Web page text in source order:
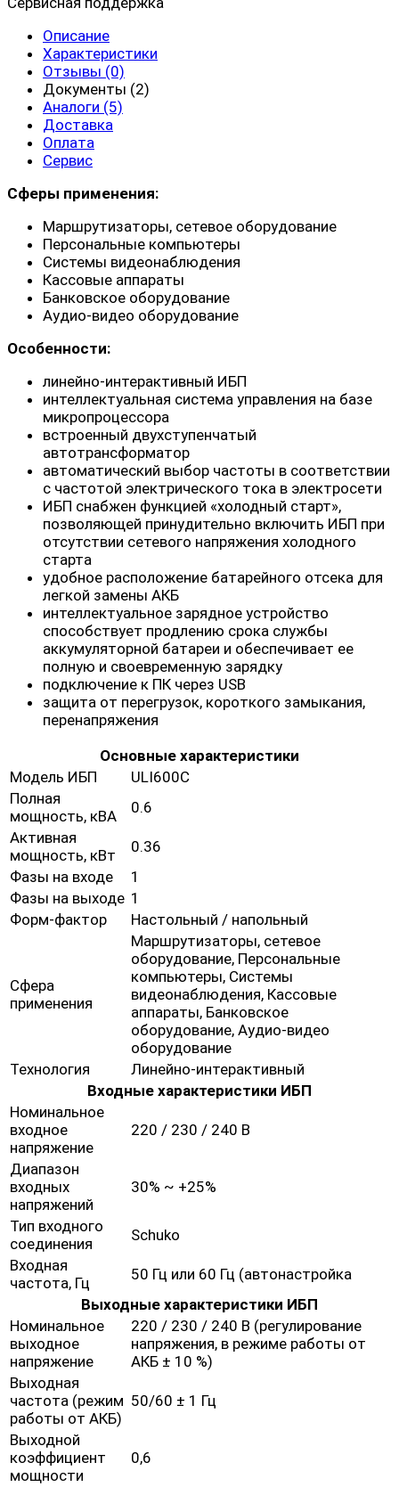
Описание
Характеристики
Отзывы (0)
Документы (2)
Аналоги (5)
Доставка
Оплата
Сервис
Сферы применения:
Маршрутизаторы, сетевое оборудование
Персональные компьютеры
Системы видеонаблюдения
Кассовые аппараты
Банковское оборудование
Аудио-видео оборудование
Особенности:
линейно-интерактивный ИБП
интеллектуальная система управления на базе
микропроцессора
встроенный двухступенчатый
автотрансформатор
автоматический выбор частоты в соответствии
с частотой электрического тока в электросети
ИБП снабжен функцией «холодный старт»,
позволяющей принудительно включить ИБП при
отсутствии сетевого напряжения холодного
старта
удобное расположение батарейного отсека для
легкой замены АКБ
интеллектуальное зарядное устройство
способствует продлению срока службы
аккумуляторной батареи и обеспечивает ее
полную и своевременную зарядку
подключение к ПК через USB
защита от перегрузок, короткого замыкания,
перенапряжения
Основные характеристики
Модель ИБП
ULI600C
Полная
мощность, кВА
0.6
Активная
мощность, кВт
0.36
Фазы на входе
1
Фазы на выходе 1
Форм-фактор
Настольный / напольный
Сфера
применения
Маршрутизаторы, сетевое
оборудование, Персональные
компьютеры, Системы
видеонаблюдения, Кассовые
аппараты, Банковское
оборудование, Аудио-видео
оборудование
Технология
Линейно-интерактивный
Входные характеристики ИБП
Номинальное
входное
напряжение
220 / 230 / 240 В
Диапазон
входных
напряжений
30% ~ +25%
Тип входного
соединения
Schuko
Входная
частота, Гц
50 Гц или 60 Гц (автонастройка
Выходные характеристики ИБП
Номинальное
выходное
напряжение
220 / 230 / 240 В (регулирование
напряжения, в режиме работы от
АКБ ± 10 %)
Выходная
частота (режим
работы от АКБ)
50/60 ± 1 Гц
Выходной
коэффициент
мощности
0,6